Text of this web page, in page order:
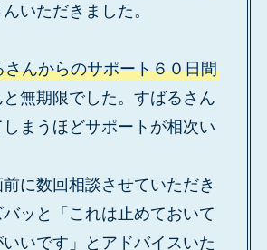
いただきました。
さんからのサポート６０日間
と無期限でした。すばるさん
まうほどサポートが相次い
に数回相談させていただき
バッと「これは止めておいて
いです」とアドバイスいた